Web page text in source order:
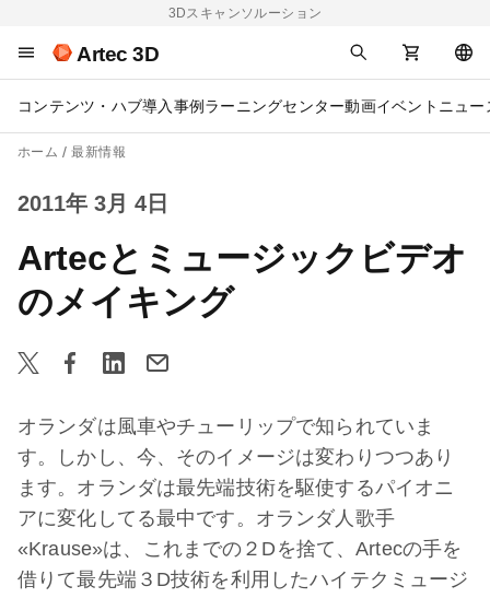
3Dスキャンソルーション
Artec 3D
コンテンツ・ハブ導入事例 ラーニングセンター動画イベント ニュー
ホーム 最新情報
2011年 3月 4日
Artecとミュージックビデオ
のメイキング
オランダは風車やチューリップで知られていま
す。しかし、今、そのイメージは変わりつつあり
ます。オランダは最先端技術を駆使するパイオニ
アに変化してる最中です。オランダ人歌手
«Krause»は、これまでの２Dを捨て、Artecの手を
借りて最先端３D技術を利用したハイテクミュージ